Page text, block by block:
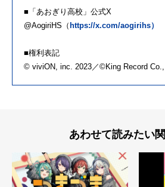
■「あおぎり高校」公式X
@AogiriHS（ https://x.com/aogirihs）
■権利表記
© viviON, inc. 2023／©King Record
あわせて読みたい